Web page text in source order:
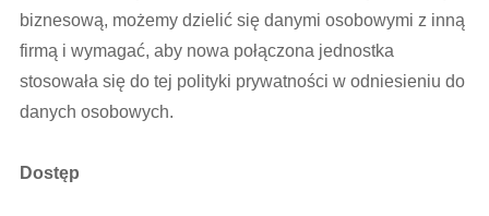
biznesową, możemy dzielić się danymi osobowymi z inną
firmą i wymagać, aby nowa połączona jednostka
stosowała się do tej polityki prywatności w odniesieniu do
danych osobowych.
Dostęp